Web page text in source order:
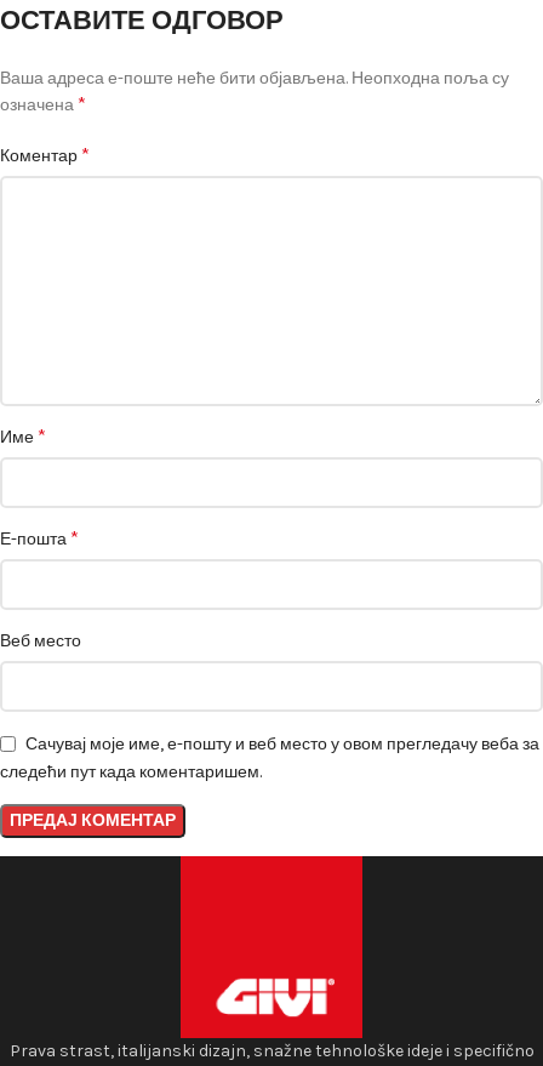
ОСТАВИТЕ ОДГОВОР
Ваша адреса е-поште неће бити објављена. Неопходна поља су
означена *
Коментар *
Име *
Е-пошта *
Веб место
Сачувај моје име, е-пошту и веб место у овом прегледачу веба за
следећи пут када коментаришем.
Prava strast, italijanski dizajn, snažne tehnološke ideje i specifično